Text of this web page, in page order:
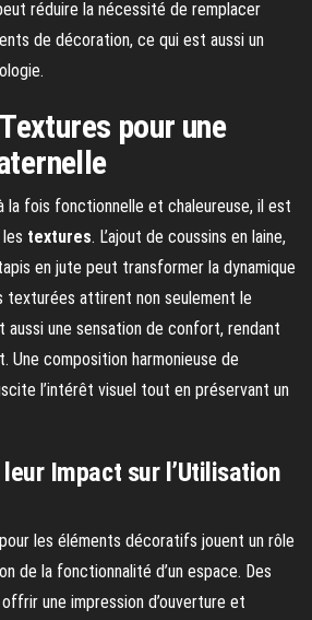
réduire la nécessité de remplacer
de décoration, ce qui est aussi un
pour une
la fois fonctionnelle et chaleureuse, il est
textures. L’ajout de coussins en laine,
en jute peut transformer la dynamique
texturées attirent non seulement le
aussi une sensation de confort, rendant
Une composition harmonieuse de
l’intérêt visuel tout en préservant un
Impact sur l’Utilisation
les éléments décoratifs jouent un rôle
de la fonctionnalité d’un espace. Des
une impression d’ouverture et